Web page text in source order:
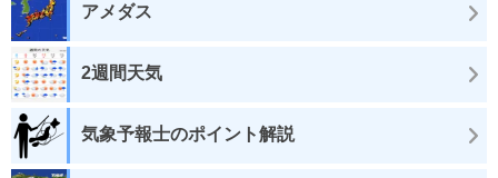
アメダス
2週間天気
気象予報士のポイント解説